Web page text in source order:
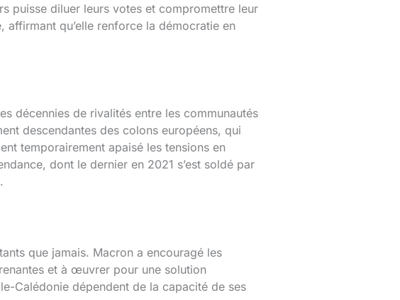
puisse diluer leurs votes et compromettre leur
affirmant qu’elle renforce la démocratie en
décennies de rivalités entre les communautés
descendantes des colons européens, qui
temporairement apaisé les tensions en
dont le dernier en 2021 s’est soldé par
que jamais. Macron a encouragé les
et à œuvrer pour une solution
Calédonie dépendent de la capacité de ses